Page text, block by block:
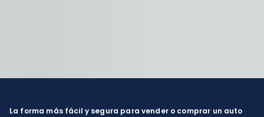
La forma más fácil y segura para vender o comprar un auto